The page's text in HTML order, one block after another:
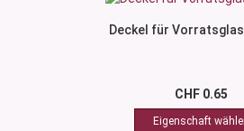
Deckel für Vorratsglas
CHF 0.65